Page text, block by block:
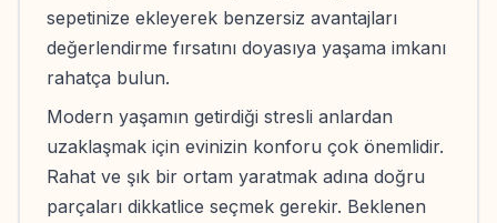
sepetinize ekleyerek benzersiz avantajları
değerlendirme fırsatını doyasıya yaşama imkanı
rahatça bulun.
Modern yaşamın getirdiği stresli anlardan
uzaklaşmak için evinizin konforu çok önemlidir.
Rahat ve şık bir ortam yaratmak adına doğru
parçaları dikkatlice seçmek gerekir. Beklenen